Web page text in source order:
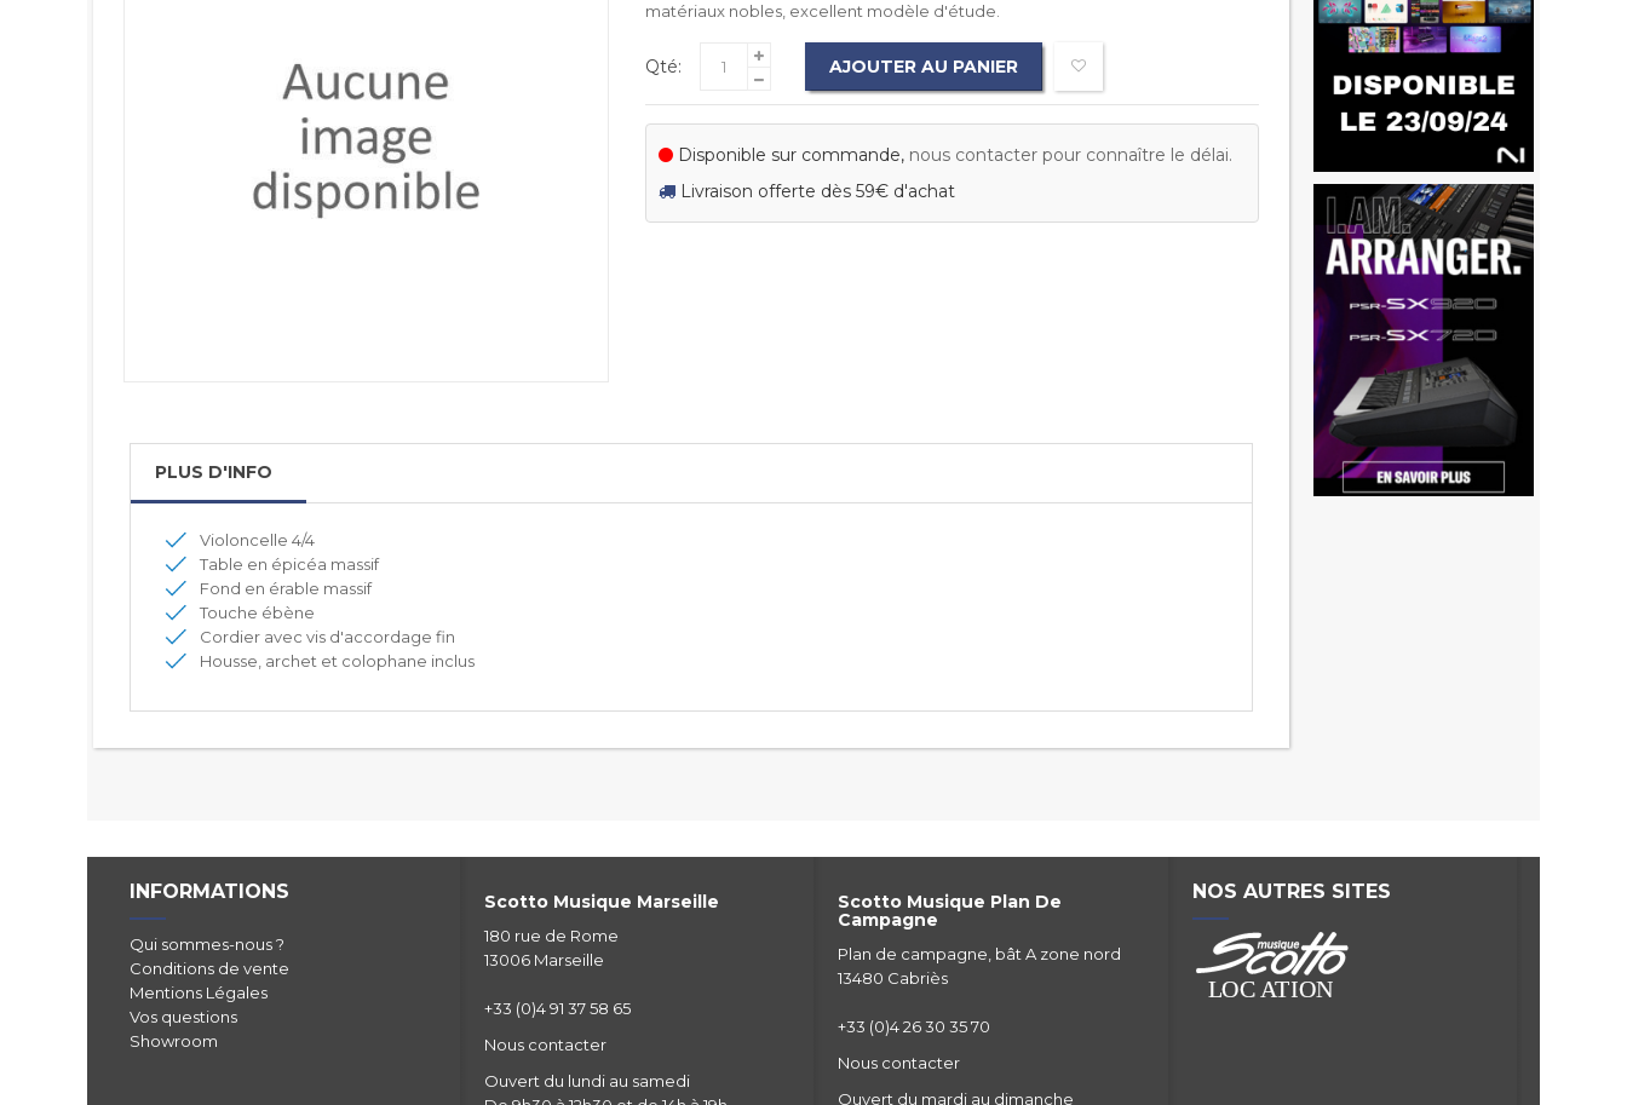
matériaux nobles, excellent modèle d'étude.
Qté: AJOUTER AU PANIER
Disponible sur commande, nous contacter pour connaître le délai.
Livraison offerte dès 59€ d'achat
PLUS D'INFO
Violoncelle 4/4
Table en épicéa massif
Fond en érable massif
Touche ébène
Cordier avec vis d'accordage fin
Housse, archet et colophane inclus
INFORMATIONS
Qui sommes-nous ?
Conditions de vente
Mentions Légales
Vos questions
Showroom
Scotto Musique Marseille
180 rue de Rome
13006 Marseille
+33 (0)4 91 37 58 65
Nous contacter
Ouvert du lundi au samedi
Scotto Musique Plan De
Campagne
Plan de campagne, bât A zone nord
13480 Cabriès
+33 (0)4 26 30 35 70
Nous contacter
Ouvert du mardi au dimanche
NOS AUTRES SITES